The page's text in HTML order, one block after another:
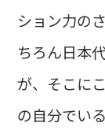
ション力の
ちろん日本
が、そこに
の自分でい